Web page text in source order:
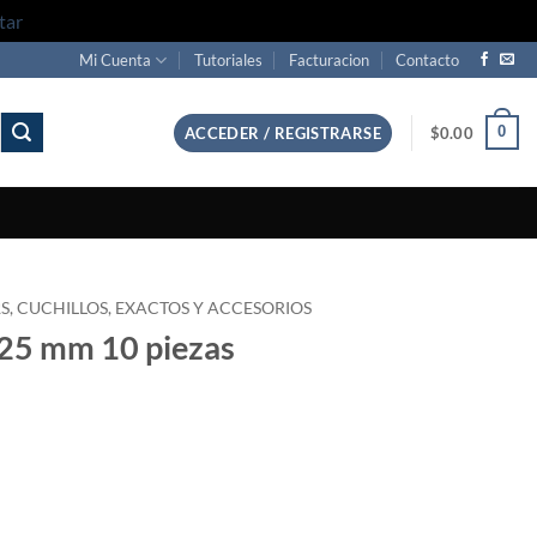
Mi Cuenta Tutoriales Facturacion Contacto
ACCEDER / REGISTRARSE $0.00 0
CUCHILLOS, EXACTOS Y ACCESORIOS
mm 10 piezas